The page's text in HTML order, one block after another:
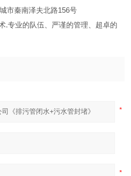
南泽夫北路156号
的队伍、严谨的管理、超卓的